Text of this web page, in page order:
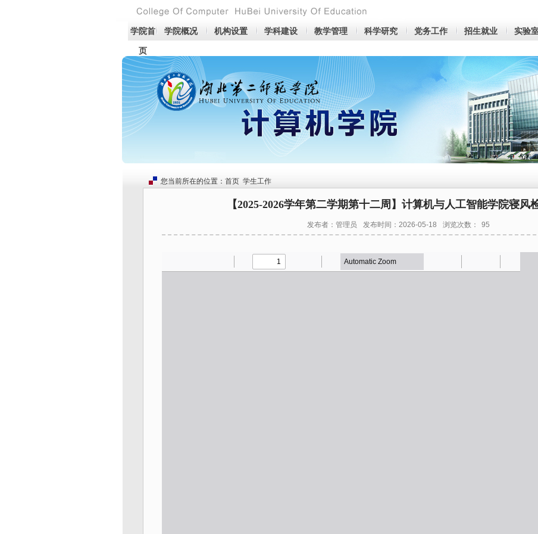
学院首
页
学院概况 机构设置 学科建设 教学管理 科学研究 党务工作 招生就业 实验
您当前所在的位置： 首页 学生工作
【2025-2026学年第二学期第十二周】计算机与人工智能学院寝风
发布者：管理员 发布时间：2026-05-18 浏览次数： 95